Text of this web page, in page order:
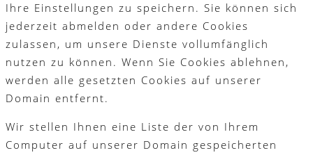
Ihre Einstellungen zu speichern. Sie können sich
jederzeit abmelden oder andere Cookies
zulassen, um unsere Dienste vollumfänglich
nutzen zu können. Wenn Sie Cookies ablehnen,
werden alle gesetzten Cookies auf unserer
Domain entfernt.
Wir stellen Ihnen eine Liste der von Ihrem
Computer auf unserer Domain gespeicherten